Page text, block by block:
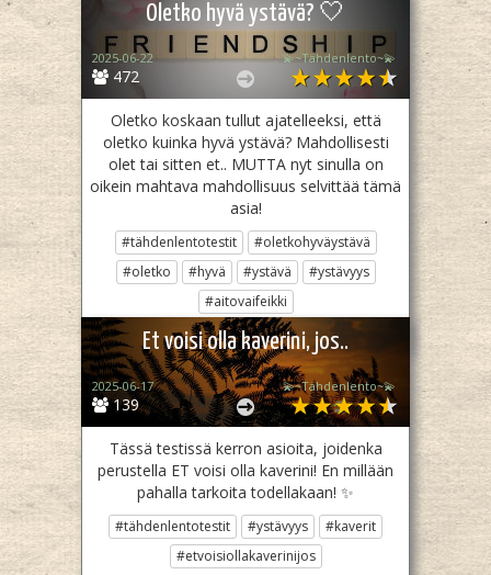
Oletko hyvä ystävä? 🤍
472
2025-06-22 💫~Tähdenlento~💫
Oletko koskaan tullut ajatelleeksi, että
oletko kuinka hyvä ystävä? Mahdollisesti
olet tai sitten et.. MUTTA nyt sinulla on
oikein mahtava mahdollisuus selvittää tämä
asia!
#tähdenlentotestit
#oletkohyväystävä
#oletko
#hyvä #ystävä
#ystävyys
#aitovaifeikki
Jaa
Twiittaa
Et voisi olla kaverini, jos..
139
2025-06-17 💫~Tähdenlento~💫
Tässä testissä kerron asioita, joidenka
perustella ET voisi olla kaverini! En millään
pahalla tarkoita todellakaan! ✨
#tähdenlentotestit #ystävyys
#kaverit
#etvoisiollakaverinijos